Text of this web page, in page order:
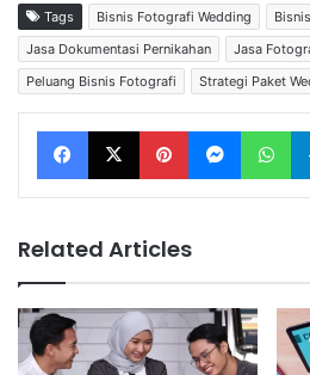
Tags Bisnis Fotografi Wedding
Jasa Dokumentasi Pernikahan
Jasa
Peluang Bisnis Fotografi
Strategi Paket
Facebook X Pinterest Messenger WhatsApp
Related Articles